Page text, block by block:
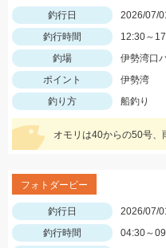
釣行日
2026/07/
釣行時間
12:30～
釣場
伊勢湾口
ポイント
伊勢湾
釣り方
船釣り
フォトダービー
釣行日
2026/07/
釣行時間
04:30～